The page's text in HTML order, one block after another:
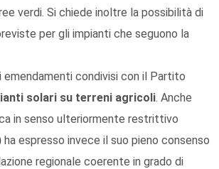
verdi. Si chiede inoltre la possibilità di
per gli impianti che seguono la
emendamenti condivisi con il Partito
solari su terreni agricoli. Anche
in senso ulteriormente restrittivo
ha espresso invece il suo pieno consenso
regionale coerente in grado di